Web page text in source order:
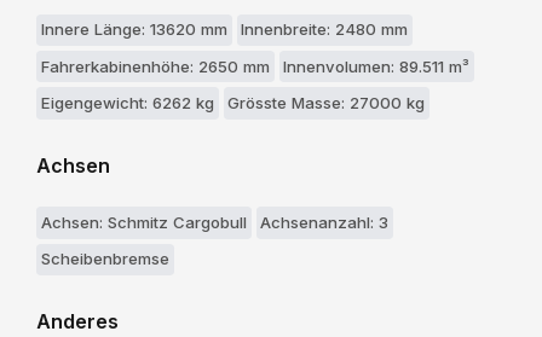
Innere Länge: 13620 mm
Innenbreite: 2480 mm
Fahrerkabinenhöhe: 2650 mm
Innenvolumen: 89.511 m³
Eigengewicht: 6262 kg
Grösste Masse: 27000 kg
Achsen
Achsen: Schmitz Cargobull
Achsenanzahl: 3
Scheibenbremse
Anderes